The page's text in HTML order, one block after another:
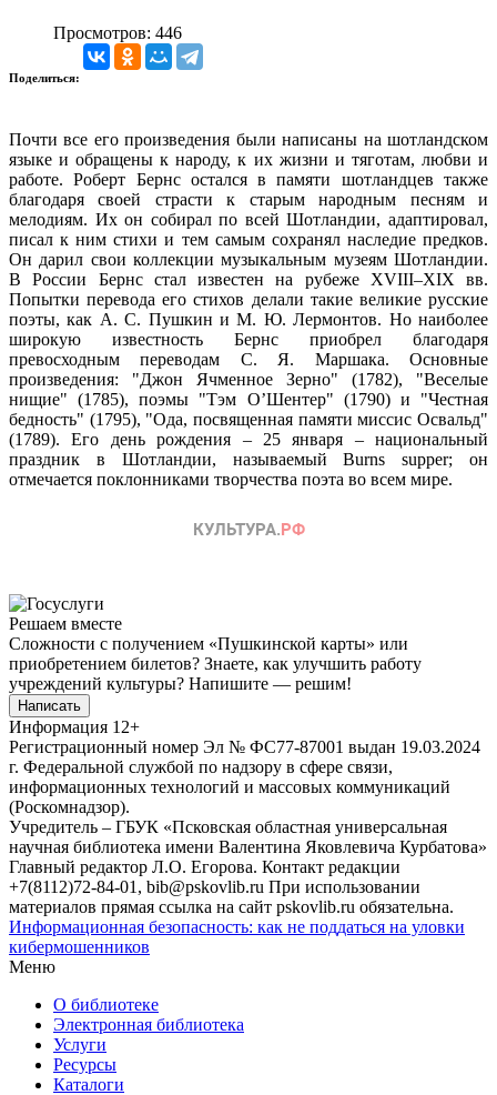
Просмотров: 446
Поделиться:
Почти все его произведения были написаны на шотландском
языке и обращены к народу, к их жизни и тяготам, любви и
работе. Роберт Бернс остался в памяти шотландцев также
благодаря своей страсти к старым народным песням и
мелодиям. Их он собирал по всей Шотландии, адаптировал,
писал к ним стихи и тем самым сохранял наследие предков.
Он дарил свои коллекции музыкальным музеям Шотландии.
В России Бернс стал известен на рубеже ХVIII–ХIХ вв.
Попытки перевода его стихов делали такие великие русские
поэты, как А. С. Пушкин и М. Ю. Лермонтов. Но наиболее
широкую известность Бернс приобрел благодаря
превосходным переводам С. Я. Маршака. Основные
произведения: "Джон Ячменное Зерно" (1782), "Веселые
нищие" (1785), поэмы "Тэм О’Шентер" (1790) и "Честная
бедность" (1795), "Ода, посвященная памяти миссис Освальд"
(1789). Его день рождения – 25 января – национальный
праздник в Шотландии, называемый Burns supper; он
отмечается поклонниками творчества поэта во всем мире.
Решаем вместе
Сложности с получением «Пушкинской карты» или
приобретением билетов? Знаете, как улучшить работу
учреждений культуры? Напишите — решим!
Написать
Информация 12+
Регистрационный номер Эл № ФС77-87001 выдан 19.03.2024
г. Федеральной службой по надзору в сфере связи,
информационных технологий и массовых коммуникаций
(Роскомнадзор).
Учредитель – ГБУК «Псковская областная универсальная
научная библиотека имени Валентина Яковлевича Курбатова»
Главный редактор Л.О. Егорова. Контакт редакции
+7(8112)72-84-01, bib@pskovlib.ru При использовании
материалов прямая ссылка на сайт pskovlib.ru обязательна.
Информационная безопасность: как не поддаться на уловки
кибермошенников
Меню
О библиотеке
Электронная библиотека
Услуги
Ресурсы
Каталоги